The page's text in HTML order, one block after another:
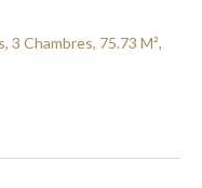
Chambres, 75.73 M²,